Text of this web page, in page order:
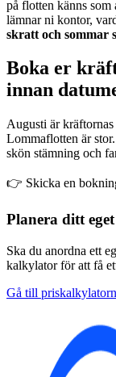
på flotten känns
lämnar ni kontor,
skratt och sommar
Boka er
innan
Augusti är
Lommaflotten är
skön stämning och
👉 Skicka en
Planera ditt
Ska du anordna ett
kalkylator för att få
Gå till priskalkylatorn